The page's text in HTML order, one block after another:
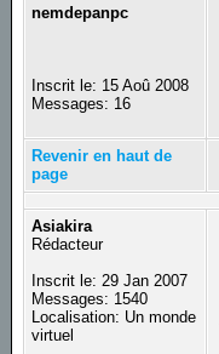
nemdepanpc
Inscrit le: 15 Aoû 2008
Messages: 16
Revenir en haut de
page
Asiakira
Rédacteur
Inscrit le: 29 Jan 2007
Messages: 1540
Localisation: Un monde
virtuel